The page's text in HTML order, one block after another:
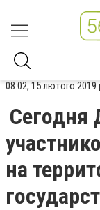
08:02, 15 лютого 2019
Сегодня
на